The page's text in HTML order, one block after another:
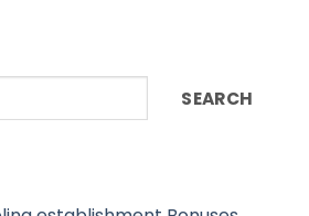
SEARCH